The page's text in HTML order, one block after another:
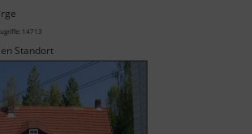
14713
Standort